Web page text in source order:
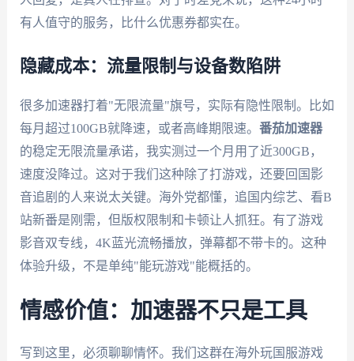
有人值守的服务，比什么优惠券都实在。
隐藏成本：流量限制与设备数陷阱
很多加速器打着"无限流量"旗号，实际有隐性限制。比如
每月超过100GB就降速，或者高峰期限速。 番茄加速器
的稳定无限流量承诺，我实测过一个月用了近300GB，
速度没降过。这对于我们这种除了打游戏，还要回国影
音追剧的人来说太关键。海外党都懂，追国内综艺、看B
站新番是刚需，但版权限制和卡顿让人抓狂。有了游戏
影音双专线，4K蓝光流畅播放，弹幕都不带卡的。这种
体验升级，不是单纯"能玩游戏"能概括的。
情感价值：加速器不只是工具
写到这里，必须聊聊情怀。我们这群在海外玩国服游戏